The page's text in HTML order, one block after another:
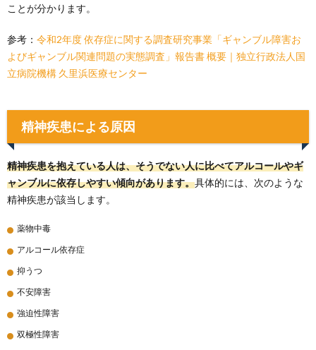
ことが分かります。
参考： 令和2年度 依存症に関する調査研究事業「ギャンブル障害お
よびギャンブル関連問題の実態調査」報告書 概要｜独立行政法人国
立病院機構 久里浜医療センター
精神疾患による原因
精神疾患を抱えている人は、そうでない人に比べてアルコールやギ
ャンブルに依存しやすい傾向があります。具体的には、次のような
精神疾患が該当します。
薬物中毒
アルコール依存症
抑うつ
不安障害
強迫性障害
双極性障害